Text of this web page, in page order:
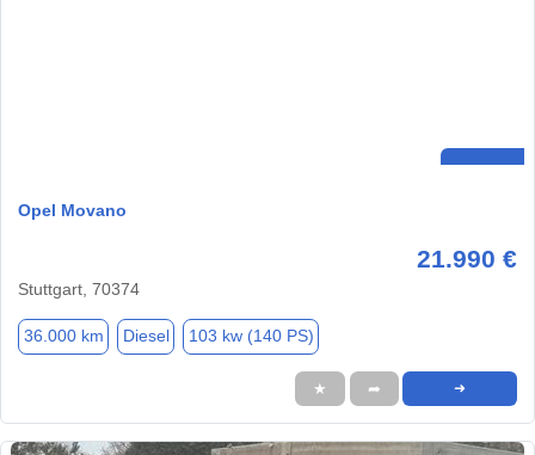
Opel Movano
21.990 €
Stuttgart, 70374
36.000 km Diesel 103 kw (140 PS)
★ ➦ ➜